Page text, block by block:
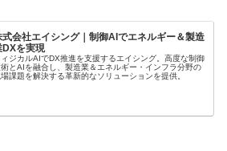
式会社エイシング｜制御AIでエネルギー＆製造
DXを実現
ィジカルAIでDX推進を支援するエイシング。高度な制御
とAIを融合し、製造業＆エネルギー・インフラ分野の
課題を解決する革新的なソリューションを提供。